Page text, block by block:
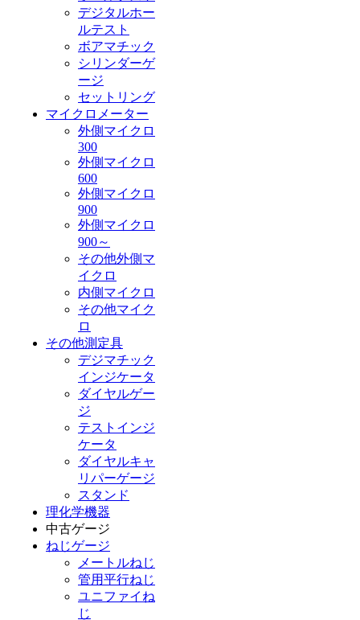
デジタルホー
ルテスト
ボアマチック
シリンダーゲ
ージ
セットリング
マイクロメーター
外側マイクロ
300
外側マイクロ
600
外側マイクロ
900
外側マイクロ
900～
その他外側マ
イクロ
内側マイクロ
その他マイク
ロ
その他測定具
デジマチック
インジケータ
ダイヤルゲー
ジ
テストインジ
ケータ
ダイヤルキャ
リパーゲージ
スタンド
理化学機器
中古ゲージ
ねじゲージ
メートルねじ
管用平行ねじ
ユニファイね
じ